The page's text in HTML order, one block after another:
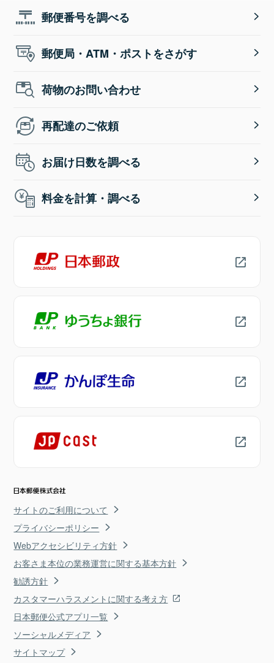
郵便番号を調べる
郵便局・ATM・ポストをさがす
荷物のお問い合わせ
再配達のご依頼
お届け日数を調べる
料金を計算・調べる
サイトのご利用について
プライバシーポリシー
Webアクセシビリティ方針
お客さま本位の業務運営に関する基本方針
勧誘方針
カスタマーハラスメントに関する考え方
日本郵便公式アプリ一覧
ソーシャルメディア
サイトマップ